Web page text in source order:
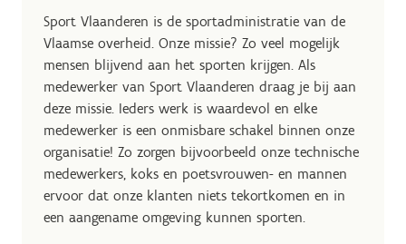
Sport Vlaanderen is de sportadministratie van de
Vlaamse overheid. Onze missie? Zo veel mogelijk
mensen blijvend aan het sporten krijgen. Als
medewerker van Sport Vlaanderen draag je bij aan
deze missie. Ieders werk is waardevol en elke
medewerker is een onmisbare schakel binnen onze
organisatie! Zo zorgen bijvoorbeeld onze technische
medewerkers, koks en poetsvrouwen- en mannen
ervoor dat onze klanten niets tekortkomen en in
een aangename omgeving kunnen sporten.